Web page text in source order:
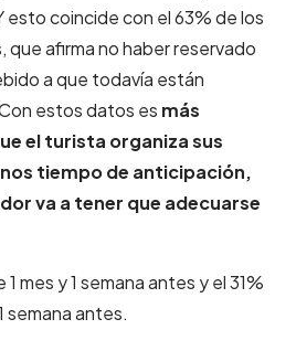
esto coincide con el 63% de los
afirma no haber reservado
a que todavía están
estos datos es más
el turista organiza sus
tiempo de anticipación,
va a tener que adecuarse
mes y 1 semana antes y el 31%
semana antes.